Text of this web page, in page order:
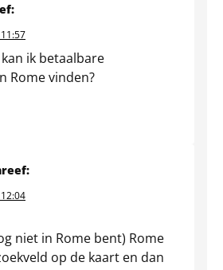
ik betaalbare
Rome vinden?
niet in Rome bent) Rome
op de kaart en dan